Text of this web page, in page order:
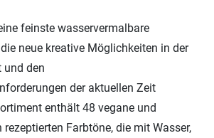
feinste wasservermalbare
neue kreative Möglichkeiten in der
und den
der aktuellen Zeit
enthält 48 vegane und
Farbtöne, die mit Wasser,